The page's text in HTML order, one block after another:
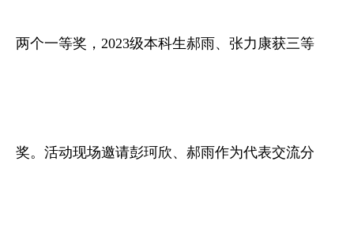
两个一等奖，2023级本科生郝雨、张力康获三等
奖。活动现场邀请彭珂欣、郝雨作为代表交流分